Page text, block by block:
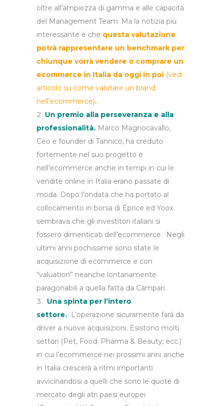
oltre all’ampiezza di gamma e alle capacità
del Management Team. Ma la notizia più
interessante è che questa valutazione
potrà rappresentare un benchmark per
chiunque vorrà vendere o comprare un
ecommerce in Italia da oggi in poi (vedi
articolo su come valutare un brand
nell’ecommerce).
Un premio alla perseveranza e alla
professionalità. Marco Magnocavallo,
Ceo e founder di Tannico, ha creduto
fortemente nel suo progetto e
nell’ecommerce anche in tempi in cui le
vendite online in Italia erano passate di
moda. Dopo l’ondata che ha portato al
collocamento in borsa di Eprice ed Yoox
sembrava che gli investitori italiani si
fossero dimenticati dell’ecommerce. Negli
ultimi anni pochissime sono state le
acquisizione di ecommerce e con
“valuation” neanche lontanamente
paragonabili a quella fatta da Campari.
Una spinta per l’intero
settore.
L’operazione sicuramente farà da
driver a nuove acquisizioni. Esistono molti
settori (Pet, Food; Pharma & Beauty; ecc.)
in cui l’ecommerce nei prossimi anni anche
in Italia crescerà a ritmi importanti
avvicinandosi a quelli che sono le quote di
mercato degli atri paesi europei